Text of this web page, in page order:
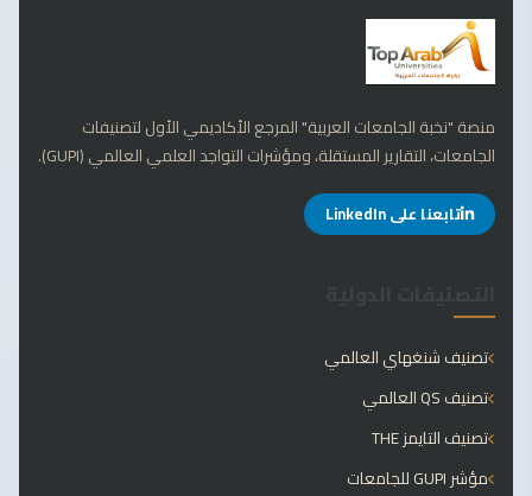
منصة "نخبة الجامعات العربية" المرجع الأكاديمي الأول لتصنيفات
الجامعات، التقارير المستقلة، ومؤشرات التواجد العلمي العالمي (GUPI).
تابعنا على LinkedIn
تصنيف شنغهاي العالمي
تصنيف QS العالمي
تصنيف التايمز THE
مؤشر GUPI للجامعات